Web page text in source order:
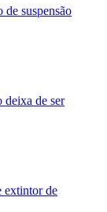
de suspensão
de ser
extintor de